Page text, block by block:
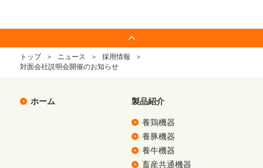
トップ ニュース
採用情報
対面会社説明会開催のお知らせ
ホーム 製品紹介
養鶏機器
養豚機器
養牛機器
畜産共通機器